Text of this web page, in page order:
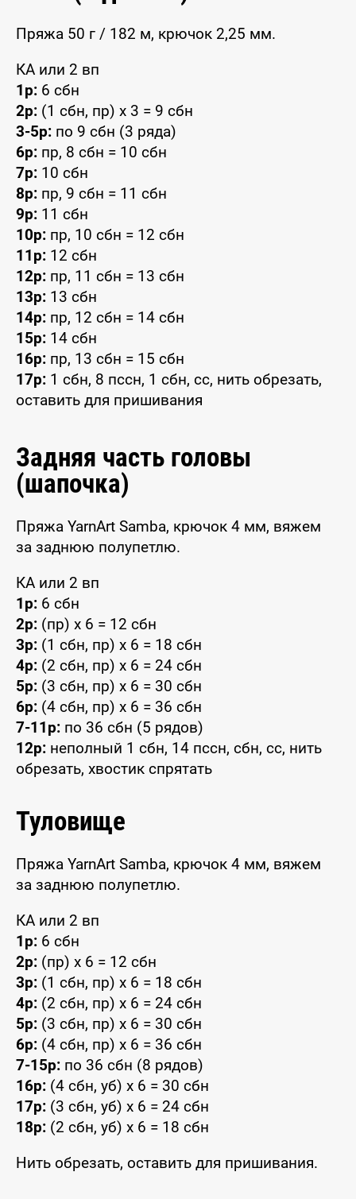
Пряжа 50 г / 182 м, крючок 2,25 мм.
КА или 2 вп
1р: 6 сбн
2р: (1 сбн, пр) x 3 = 9 сбн
3-5р: по 9 сбн (3 ряда)
6р: пр, 8 сбн = 10 сбн
7р: 10 сбн
8р: пр, 9 сбн = 11 сбн
9р: 11 сбн
10р: пр, 10 сбн = 12 сбн
11р: 12 сбн
12р: пр, 11 сбн = 13 сбн
13р: 13 сбн
14р: пр, 12 сбн = 14 сбн
15р: 14 сбн
16р: пр, 13 сбн = 15 сбн
17р: 1 сбн, 8 пссн, 1 сбн, сс, нить обрезать,
оставить для пришивания
Задняя часть головы
(шапочка)
Пряжа YarnArt Samba, крючок 4 мм, вяжем
за заднюю полупетлю.
КА или 2 вп
1р: 6 сбн
2р: (пр) x 6 = 12 сбн
3р: (1 сбн, пр) x 6 = 18 сбн
4р: (2 сбн, пр) x 6 = 24 сбн
5р: (3 сбн, пр) x 6 = 30 сбн
6р: (4 сбн, пр) x 6 = 36 сбн
7-11р: по 36 сбн (5 рядов)
12р: неполный 1 сбн, 14 пссн, сбн, сс, нить
обрезать, хвостик спрятать
Туловище
Пряжа YarnArt Samba, крючок 4 мм, вяжем
за заднюю полупетлю.
КА или 2 вп
1р: 6 сбн
2р: (пр) x 6 = 12 сбн
3р: (1 сбн, пр) x 6 = 18 сбн
4р: (2 сбн, пр) x 6 = 24 сбн
5р: (3 сбн, пр) x 6 = 30 сбн
6р: (4 сбн, пр) x 6 = 36 сбн
7-15р: по 36 сбн (8 рядов)
16р: (4 сбн, уб) x 6 = 30 сбн
17р: (3 сбн, уб) x 6 = 24 сбн
18р: (2 сбн, уб) x 6 = 18 сбн
Нить обрезать, оставить для пришивания.